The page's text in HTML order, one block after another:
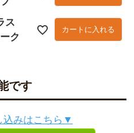
ス
ク
カートに入れる
です
込みはこちら▼